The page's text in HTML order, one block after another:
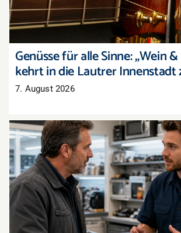
Genüsse für alle Sinne: „Wein
kehrt in die Lautrer Innenstadt
7. August 2026
Recht auf Reparatur: Das ändert
Reklamationsalltag